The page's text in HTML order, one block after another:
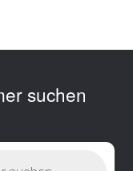
suchen